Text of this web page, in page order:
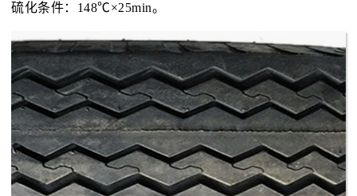
硫化条件：148℃×25min。